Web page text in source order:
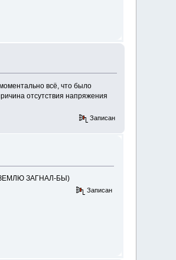
всё, что было
отсутствия напряжения
Записан
ЗЕМЛЮ ЗАГНАЛ-БЫ)
Записан